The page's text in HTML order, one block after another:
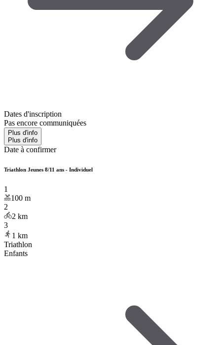
Dates d'inscription
Pas encore communiquées
Plus d'info
Plus d'info
Date à confirmer
Triathlon Jeunes 8/11 ans - Individuel
1
100 m
2
2 km
3
1 km
Triathlon
Enfants